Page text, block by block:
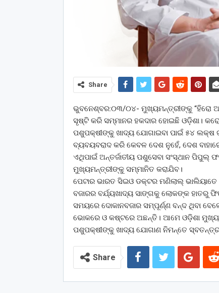
Share
ଭୁବନେଶ୍ବର:୦୩/୦୪- ମୁଖ୍ୟମନ୍ତ୍ରୀଙ୍କୁ “ହିରୋ
ସୃଷ୍ଟି କରି ସମ୍ମାନର ହକଦାର ହୋଇଛି ଓଡ଼ିଶା।
ପଶୁପକ୍ଷୀଙ୍କୁ ଖାଦ୍ୟ ଯୋଗାଇବା ପାଇଁ ୫୪ ଲକ୍ଷ
ବ୍ୟବୟବରାଦ କରି କେବଳ ଦେଶ ନୁହେଁ, ଦେଶ
ଏଥିପାଇଁ ଅନ୍ତର୍ଜାତୀୟ ପଶୁସେବା ସଂସ୍ଥାନ
ମୁଖ୍ୟମନ୍ତ୍ରୀଙ୍କୁ ସମ୍ମାନିତ କରାଯିବ।
ପେଟାର ଭାରତ ସିଇଓ ଡକ୍ଟର ମଣିଲାଲ୍‌
ବଜାରର ବର୍ଯ୍ୟଖାଦ୍ୟ ସାଙ୍ଗକୁ ଲୋକଙ୍କ ହାତରୁ
ସମୟରେ ଦୋକାନବଜାର ସମ୍ପୂର୍ଣ୍ଣ ବନ୍ଦ ଥିବା
ଭୋକରେ ଓ କଷ୍ଟରେ ଅଛନ୍ତି। ଆମେ ଓଡ଼ିଶା
ପଶୁପକ୍ଷୀଙ୍କୁ ଖାଦ୍ୟ ଯୋଗାଣ ନିମନ୍ତେ ସ୍ବତନ୍ତ୍ର
Share